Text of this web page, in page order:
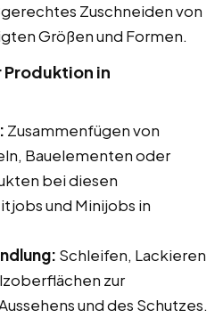
Zuschneiden von
Größen und Formen.
in
Zusammenfügen von
Bauelementen oder
bei diesen
und Minijobs in
Schleifen, Lackieren
zur
und des Schutzes.